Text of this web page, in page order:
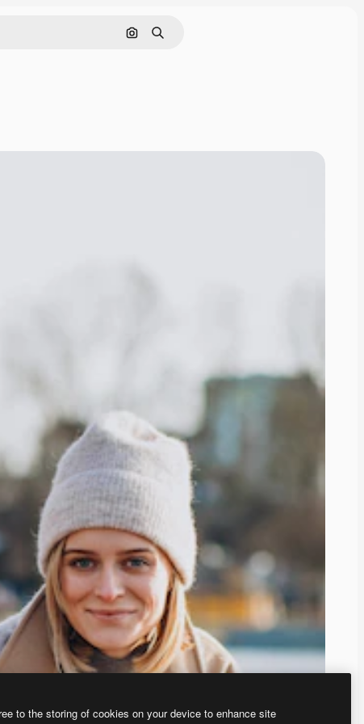
Поиск по изображению
Поиск
to the storing of cookies on your device to enhance site